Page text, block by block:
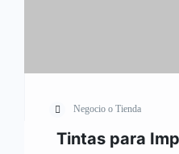
Negocio o Tienda
Tintas para